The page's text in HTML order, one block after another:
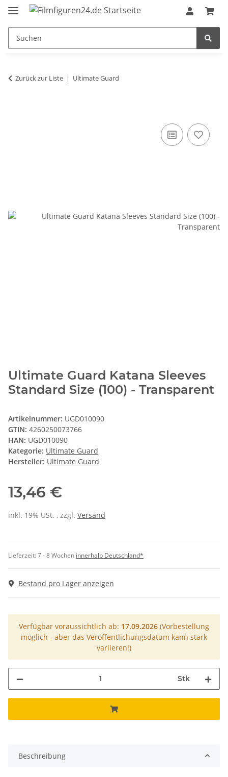
Zurück zur Liste Ultimate Guard
Ultimate Guard Katana Sleeves
Standard Size (100) - Transparent
Artikelnummer: UGD010090
GTIN: 4260250073766
HAN: UGD010090
Kategorie: Ultimate Guard
Hersteller: Ultimate Guard
13,46 €
inkl. 19% USt. , zzgl. Versand
Lieferzeit:7 - 8 Wochen innerhalb Deutschland*
Bestand pro Lager anzeigen
Verfügbar voraussichtlich ab: 17.09.2026 (Vorbestellung
möglich - aber das Veröffentlichungsdatum kann stark
variieren!)
Stk
Beschreibung